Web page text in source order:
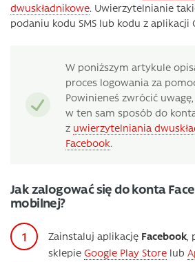
dwuskładnikowe. Uwierzytelnianie
podaniu kodu SMS lub kodu z
W poniższym artykule
proces logowania za
Powinieneś zwrócić
w ten sam sposób do
z uwierzytelniania
Facebook.
Jak zalogować się do konta
mobilnej?
Zainstaluj aplikację Facebook,
sklepie Google Play Store lub